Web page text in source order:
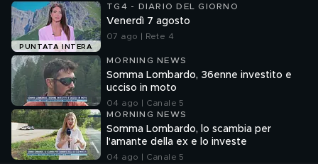
PUNTATA INTERA
TG4 - DIARIO DEL GIORNO
Venerdì 7 agosto
07 ago | Rete 4
MORNING NEWS
Somma Lombardo, 36enne investito e
ucciso in moto
04 ago | Canale 5
MORNING NEWS
Somma Lombardo, lo scambia per
l'amante della ex e lo investe
04 ago | Canale 5